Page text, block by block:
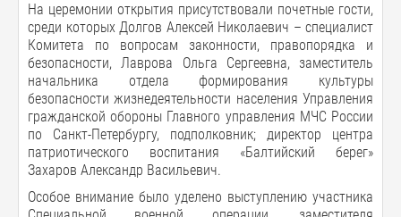
На церемонии открытия присутствовали почетные гости,
среди которых Долгов Алексей Николаевич – специалист
Комитета по вопросам законности, правопорядка и
безопасности, Лаврова Ольга Сергеевна, заместитель
начальника отдела формирования культуры
безопасности жизнедеятельности населения Управления
гражданской обороны Главного управления МЧС России
по Санкт-Петербургу, подполковник; директор центра
патриотического воспитания «Балтийский берег»
Захаров Александр Васильевич.
Особое внимание было уделено выступлению участника